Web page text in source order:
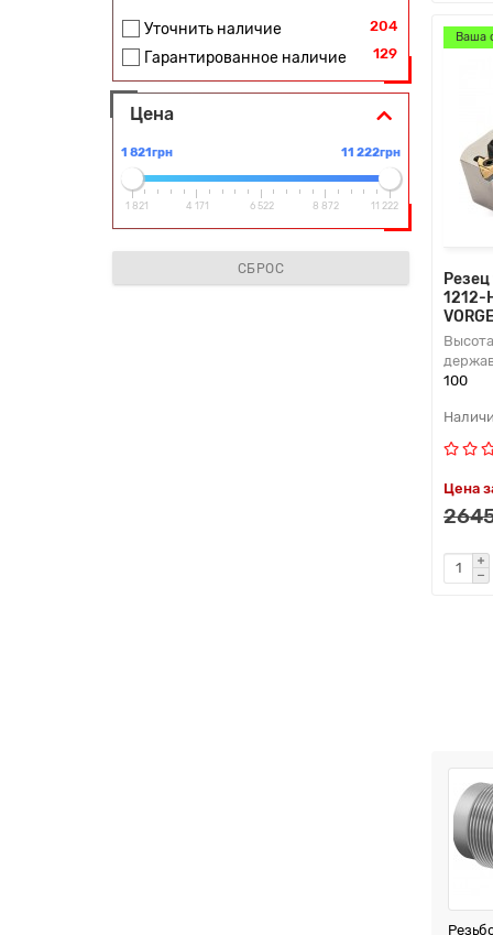
Уточнить наличие 204
Гарантированное наличие 129
Цена
1 821грн 11 222грн
1 821 4 171 6 522 8 872 11 222
СБРОС
Ваша
1212-
100
Цена